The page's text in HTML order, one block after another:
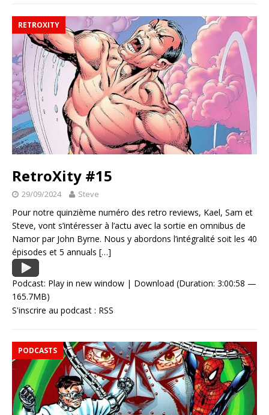
RETROXITY
RetroXity #15
29/09/2024 Steve
Pour notre quinzième numéro des retro reviews, Kael, Sam et
Steve, vont s’intéresser à l’actu avec la sortie en omnibus de
Namor par John Byrne. Nous y abordons l’intégralité soit les 40
épisodes et 5 annuals […]
Podcast: Play in new window | Download (Duration: 3:00:58 —
165.7MB)
S'inscrire au podcast : RSS
PODCASTS